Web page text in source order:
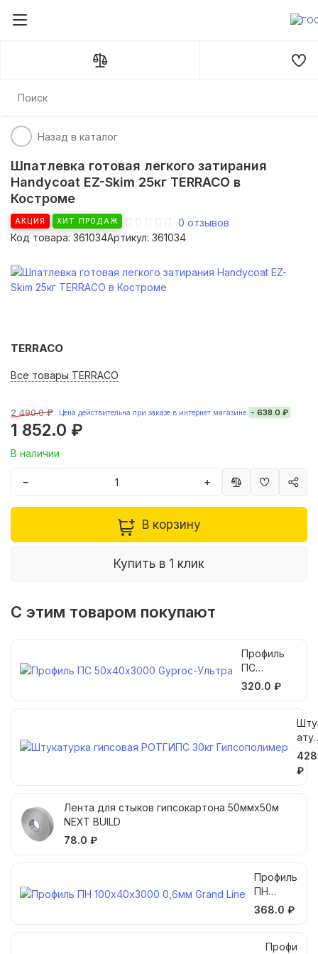
На главную
Назад в каталог
Шпатлевка готовая легкого затирания
Нandycoat EZ-Skim 25кг TERRACO в
Костроме
АКЦИЯ ХИТ ПРОДАЖ 0 отзывов
Код товара: 361034Артикул: 361034
TERRACO
Все товары TERRACO
2 490.0 ₽ Цена действительна при заказе в интернет магазине. - 638.0 ₽
1 852.0 ₽
В наличии
− +
В корзину
Купить в 1 клик
С этим товаром покупают
Профиль
ПC
50х40х300
320.0 ₽
а
₽
Лента для стыков гипсокартона 50ммх50м
NEXT BUILD
78.0 ₽
Профиль
ПН
100х40х
Grand
368.0 ₽
Профи